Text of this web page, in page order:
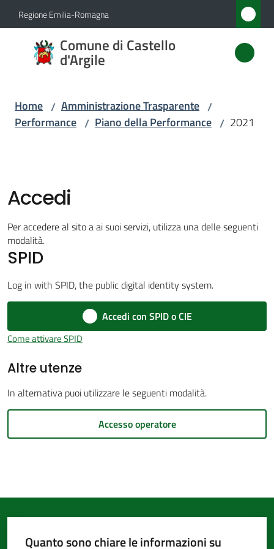
Vai al contenuto
Vai alla navigazione
Vai al footer
Regione Emilia-Romagna
Comune di Castello
d'Argile
Comune
di
Novità
Servizi
Vivere
d'Argile
Amministrazione
Trasparente
Menu selezionato
gli
Home / Amministrazione Trasparente /
Performance / Piano della Performance / 2021
Accedi
Per accedere al sito a ai suoi servizi, utilizza una delle seguenti
modalità.
SPID
Log in with SPID, the public digital identity system.
Accedi con SPID o CIE
Come attivare SPID
Altre utenze
In alternativa puoi utilizzare le seguenti modalità.
Accesso operatore
Quanto sono chiare le informazioni su